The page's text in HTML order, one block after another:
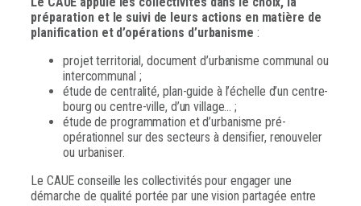
préparation et le suivi de leurs actions en matière de
planification et d’opérations d’urbanisme :
projet territorial, document d’urbanisme communal ou
intercommunal ;
étude de centralité, plan-guide à l’échelle d’un centre-
bourg ou centre-ville, d’un village… ;
étude de programmation et d’urbanisme pré-
opérationnel sur des secteurs à densifier, renouveler
ou urbaniser.
Le CAUE conseille les collectivités pour engager une
démarche de qualité portée par une vision partagée entre